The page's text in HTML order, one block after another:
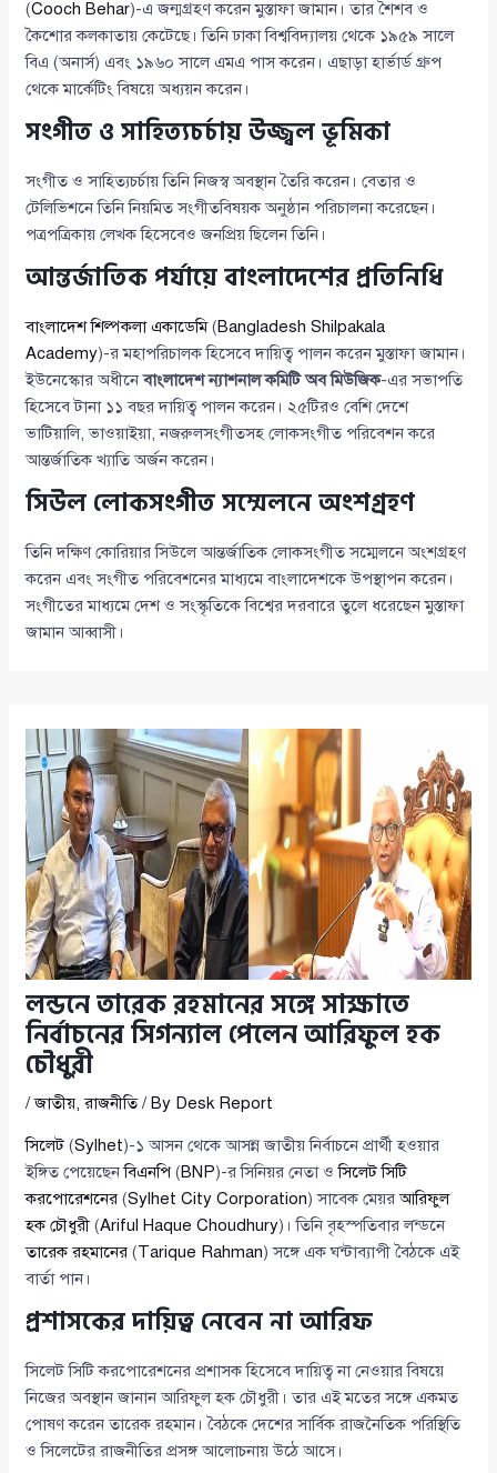
(Cooch Behar)-এ জন্মগ্রহণ করেন মুস্তাফা জামান। তার শৈশব ও
কৈশোর কলকাতায় কেটেছে। তিনি ঢাকা বিশ্ববিদ্যালয় থেকে ১৯৫৯ সালে
বিএ (অনার্স) এবং ১৯৬০ সালে এমএ পাস করেন। এছাড়া হার্ভার্ড গ্রুপ
থেকে মার্কেটিং বিষয়ে অধ্যয়ন করেন।
সংগীত ও সাহিত্যচর্চায় উজ্জ্বল ভূমিকা
সংগীত ও সাহিত্যচর্চায় তিনি নিজস্ব অবস্থান তৈরি করেন। বেতার ও
টেলিভিশনে তিনি নিয়মিত সংগীতবিষয়ক অনুষ্ঠান পরিচালনা করেছেন।
পত্রপত্রিকায় লেখক হিসেবেও জনপ্রিয় ছিলেন তিনি।
আন্তর্জাতিক পর্যায়ে বাংলাদেশের প্রতিনিধি
বাংলাদেশ শিল্পকলা একাডেমি(Bangladesh Shilpakala
Academy)-র মহাপরিচালক হিসেবে দায়িত্ব পালন করেন মুস্তাফা জামান।
ইউনেস্কোর অধীনেবাংলাদেশ ন্যাশনাল কমিটি অব মিউজিক-এর সভাপতি
হিসেবে টানা ১১ বছর দায়িত্ব পালন করেন। ২৫টিরও বেশি দেশে
ভাটিয়ালি, ভাওয়াইয়া, নজরুলসংগীতসহ লোকসংগীত পরিবেশন করে
আন্তর্জাতিক খ্যাতি অর্জন করেন।
সিউল লোকসংগীত সম্মেলনে অংশগ্রহণ
তিনি দক্ষিণ কোরিয়ার সিউলে আন্তর্জাতিক লোকসংগীত সম্মেলনে অংশগ্রহণ
করেন এবং সংগীত পরিবেশনের মাধ্যমে বাংলাদেশকে উপস্থাপন করেন।
সংগীতের মাধ্যমে দেশ ও সংস্কৃতিকে বিশ্বের দরবারে তুলে ধরেছেন মুস্তাফা
জামান আব্বাসী।
লন্ডনে তারেক রহমানের সঙ্গে সাক্ষাতে
নির্বাচনের সিগন্যাল পেলেন আরিফুল হক
চৌধুরী
/জাতীয়,রাজনীতি/ By Desk Report
সিলেট (Sylhet)-১ আসন থেকে আসন্ন জাতীয় নির্বাচনে প্রার্থী হওয়ার
ইঙ্গিত পেয়েছেনবিএনপি (BNP)-র সিনিয়র নেতা ওসিলেট সিটি
করপোরেশনের (Sylhet City Corporation) সাবেক মেয়রআরিফুল
হক চৌধুরী (Ariful Haque Choudhury)। তিনি বৃহস্পতিবার লন্ডনে
তারেক রহমানের (Tarique Rahman) সঙ্গে এক ঘন্টাব্যাপী বৈঠকে এই
বার্তা পান।
প্রশাসকের দায়িত্ব নেবেন না আরিফ
সিলেট সিটি করপোরেশনের প্রশাসক হিসেবে দায়িত্ব না নেওয়ার বিষয়ে
নিজের অবস্থান জানান আরিফুল হক চৌধুরী। তার এই মতের সঙ্গে একমত
পোষণ করেন তারেক রহমান। বৈঠকে দেশের সার্বিক রাজনৈতিক পরিস্থিতি
ও সিলেটের রাজনীতির প্রসঙ্গ আলোচনায় উঠে আসে।